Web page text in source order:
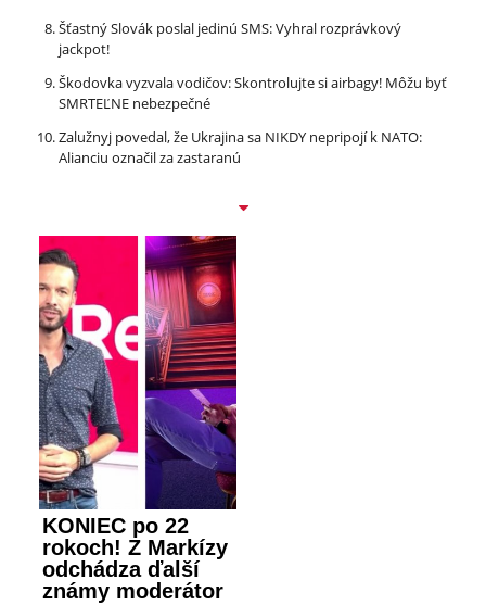
Šťastný Slovák poslal jedinú SMS: Vyhral rozprávkový
jackpot!
Škodovka vyzvala vodičov: Skontrolujte si airbagy! Môžu byť
SMRTEĽNE nebezpečné
Zalužnyj povedal, že Ukrajina sa NIKDY nepripojí k NATO:
Alianciu označil za zastaranú
KONIEC po 22
rokoch! Z Markízy
odchádza ďalší
známy moderátor